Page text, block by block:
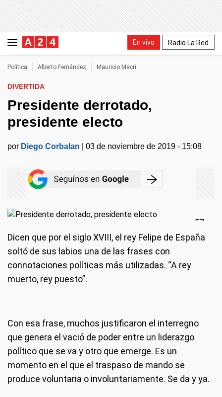
En vivo Radio La Red
Política Alberto Fernández Mauricio Macri
DIVERTIDA
Presidente derrotado,
presidente electo
por Diego Corbalan 03 de noviembre de 2019 - 15:08
Dicen que por el siglo XVIII, el rey Felipe de España
soltó de sus labios una de las frases con
connotaciones políticas más utilizadas. “A rey
muerto, rey puesto”.
Con esa frase, muchos justificaron el interregno
que genera el vació de poder entre un liderazgo
político que se va y otro que emerge. Es un
momento en el que el traspaso de mando se
produce voluntaria o involuntariamente. Se da y ya.